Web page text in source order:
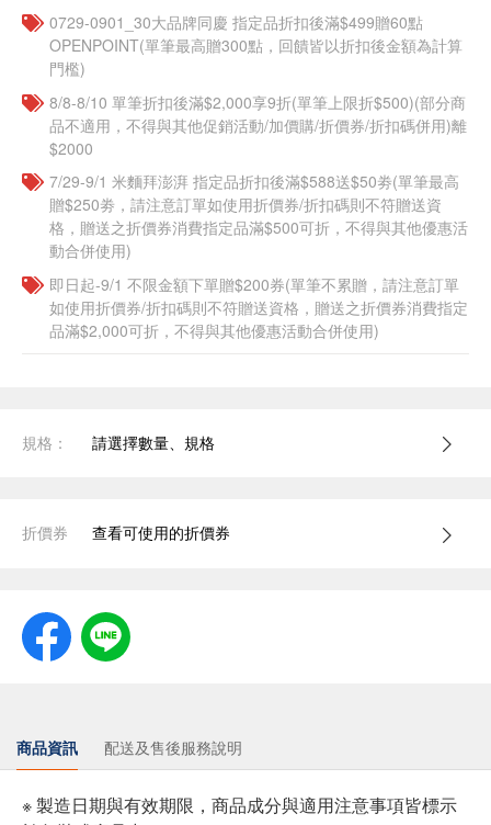
0729-0901_30大品牌同慶 指定品折扣後滿$499贈60點
OPENPOINT(單筆最高贈300點，回饋皆以折扣後金額為計算
門檻)
8/8-8/10 單筆折扣後滿$2,000享9折(單筆上限折$500)(部分商
品不適用，不得與其他促銷活動/加價購/折價券/折扣碼併用)離
$2000
7/29-9/1 米麵拜澎湃 指定品折扣後滿$588送$50劵(單筆最高
贈$250劵，請注意訂單如使用折價券/折扣碼則不符贈送資
格，贈送之折價券消費指定品滿$500可折，不得與其他優惠活
動合併使用)
即日起-9/1 不限金額下單贈$200券(單筆不累贈，請注意訂單
如使用折價券/折扣碼則不符贈送資格，贈送之折價券消費指定
品滿$2,000可折，不得與其他優惠活動合併使用)
規格： 請選擇數量、規格
折價券 查看可使用的折價券
商品資訊 配送及售後服務說明
※ 製造日期與有效期限，商品成分與適用注意事項皆標示